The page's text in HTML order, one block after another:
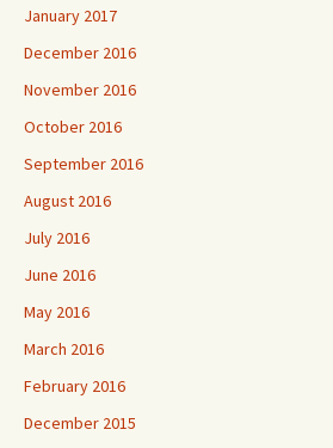
January 2017
December 2016
November 2016
October 2016
September 2016
August 2016
July 2016
June 2016
May 2016
March 2016
February 2016
December 2015